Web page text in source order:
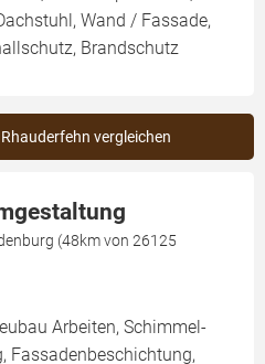
Wand / Fassade,
Brandschutz
vergleichen
(48km von 26125
Arbeiten, Schimmel-
Fassadenbeschichtung,